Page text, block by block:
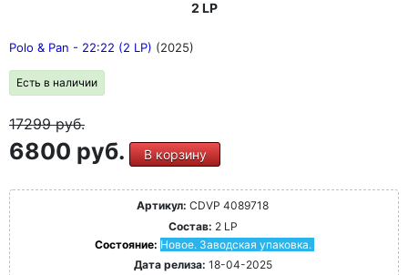
2 LP
Polo & Pan - 22:22 (2 LP) (2025)
Есть в наличии
17299руб.
6800 руб. В корзину
Артикул: CDVP 4089718
Состав: 2 LP
Состояние: Новое. Заводская упаковка.
Дата релиза: 18-04-2025